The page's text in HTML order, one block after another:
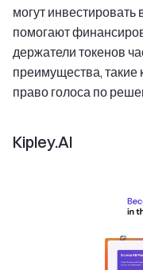
могут инвестировать
помогают
держатели токенов
преимущества, такие
право голоса по
Kipley.AI